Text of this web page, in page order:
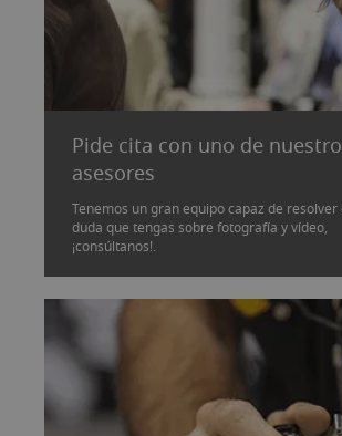
Pide cita con uno de
asesores
Tenemos un gran equipo capaz de
duda que tengas sobre fotografía y vídeo,
¡consúltanos!.